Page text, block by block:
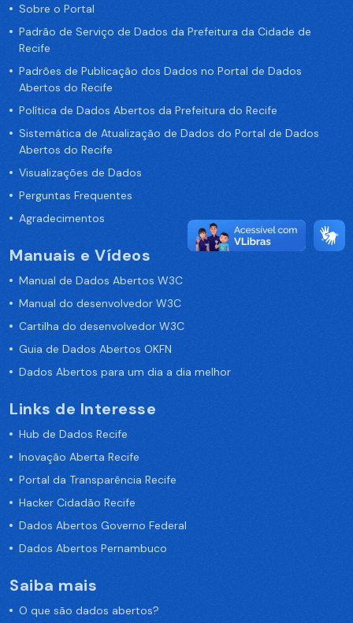
Sobre o Portal
Padrão de Serviço de Dados da Prefeitura da Cidade de
Recife
Padrões de Publicação dos Dados no Portal de Dados
Abertos do Recife
Política de Dados Abertos da Prefeitura do Recife
Sistemática de Atualização de Dados do Portal de Dados
Abertos do Recife
Visualizações de Dados
Perguntas Frequentes
Agradecimentos
Manuais e Vídeos
Manual de Dados Abertos W3C
Manual do desenvolvedor W3C
Cartilha do desenvolvedor W3C
Guia de Dados Abertos OKFN
Dados Abertos para um dia a dia melhor
Links de Interesse
Hub de Dados Recife
Inovação Aberta Recife
Portal da Transparência Recife
Hacker Cidadão Recife
Dados Abertos Governo Federal
Dados Abertos Pernambuco
Saiba mais
O que são dados abertos?